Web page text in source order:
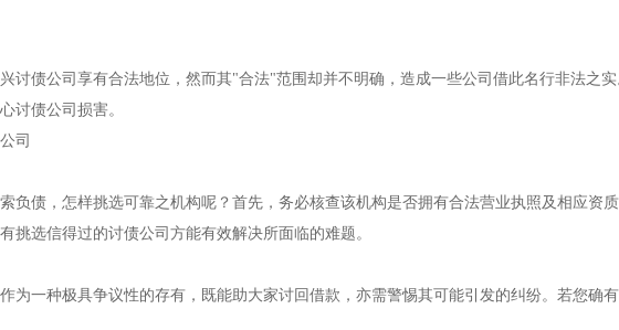
讨债公司享有合法地位，然而其"合法"范围却并不明确，造成一些公司借此名行非法之
讨债公司损害。
司
负债，怎样挑选可靠之机构呢？首先，务必核查该机构是否拥有合法营业执照及相应资
挑选信得过的讨债公司方能有效解决所面临的难题。
为一种极具争议性的存有，既能助大家讨回借款，亦需警惕其可能引发的纠纷。若您确